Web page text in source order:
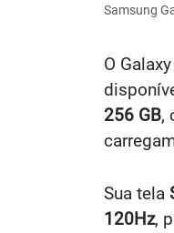
Samsung
O
256 GB,
Sua tela
120Hz,